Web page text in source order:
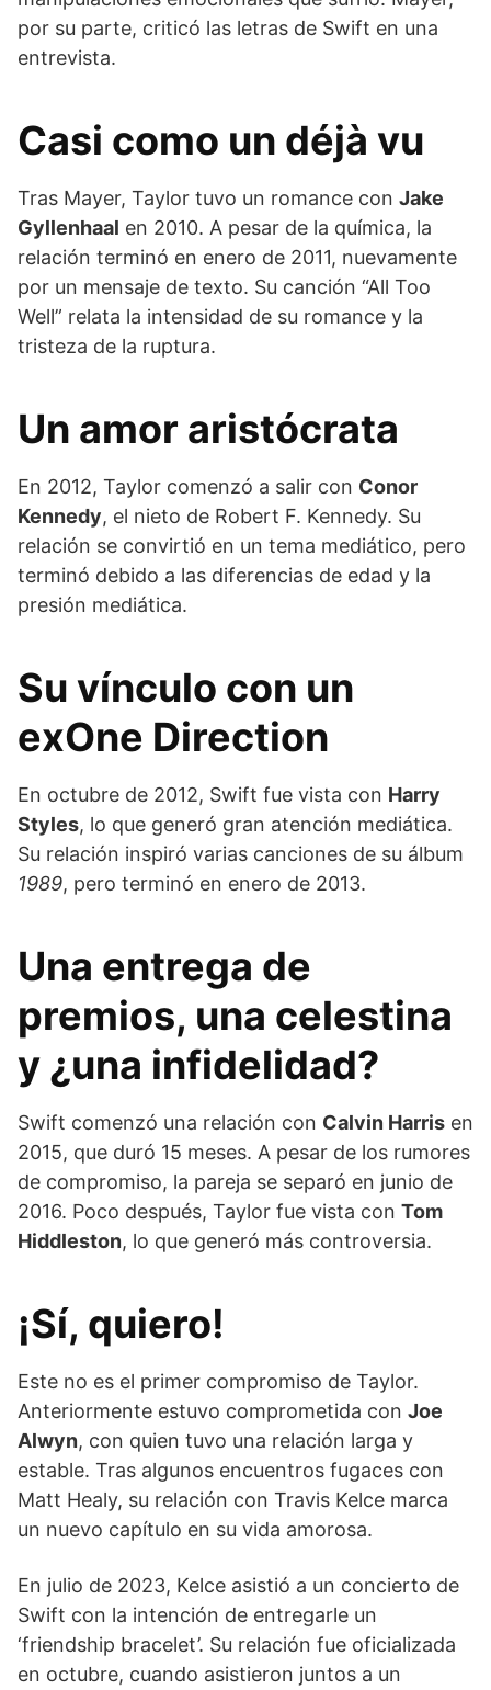
por su parte, criticó las letras de Swift en una
entrevista.
Casi como un déjà vu
Tras Mayer, Taylor tuvo un romance con Jake
Gyllenhaal en 2010. A pesar de la química, la
relación terminó en enero de 2011, nuevamente
por un mensaje de texto. Su canción “All Too
Well” relata la intensidad de su romance y la
tristeza de la ruptura.
Un amor aristócrata
En 2012, Taylor comenzó a salir con Conor
Kennedy, el nieto de Robert F. Kennedy. Su
relación se convirtió en un tema mediático, pero
terminó debido a las diferencias de edad y la
presión mediática.
Su vínculo con un
exOne Direction
En octubre de 2012, Swift fue vista con Harry
Styles, lo que generó gran atención mediática.
Su relación inspiró varias canciones de su álbum
1989, pero terminó en enero de 2013.
Una entrega de
premios, una celestina
y ¿una infidelidad?
Swift comenzó una relación con Calvin Harris en
2015, que duró 15 meses. A pesar de los rumores
de compromiso, la pareja se separó en junio de
2016. Poco después, Taylor fue vista con Tom
Hiddleston, lo que generó más controversia.
¡Sí, quiero!
Este no es el primer compromiso de Taylor.
Anteriormente estuvo comprometida con Joe
Alwyn, con quien tuvo una relación larga y
estable. Tras algunos encuentros fugaces con
Matt Healy, su relación con Travis Kelce marca
un nuevo capítulo en su vida amorosa.
En julio de 2023, Kelce asistió a un concierto de
Swift con la intención de entregarle un
‘friendship bracelet’. Su relación fue oficializada
en octubre, cuando asistieron juntos a un